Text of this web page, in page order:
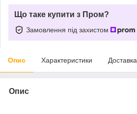
Що таке купити з Пром?
Замовлення під захистом
Опис Характеристики Доставка
Опис